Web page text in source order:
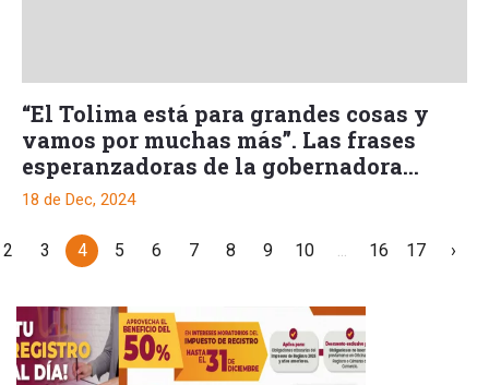
“El Tolima está para grandes cosas y
vamos por muchas más”. Las frases
esperanzadoras de la gobernadora
Adriana Matiz
18 de Dec, 2024
2 3 4 5 6 7 8 9 10 ... 16 17 ›